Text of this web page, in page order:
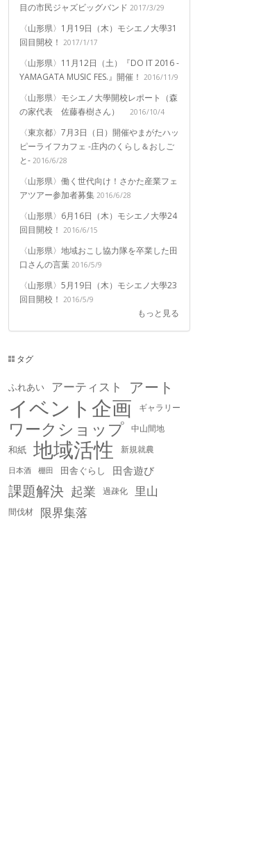
目の市民ジャズビッグバンド 2017/3/29
〈山形県〉1月19日（木）モシエノ大學31
回目開校！ 2017/1/17
〈山形県〉11月12日（土）『DO IT 2016 -
YAMAGATA MUSIC FES.』開催！ 2016/11/9
〈山形県〉モシエノ大學開校レポート（森
の家代表 佐藤春樹さん）
2016/10/4
〈東京都〉7月3日（日）開催やまがたハッ
ピーライフカフェ -庄内のくらし＆おしご
と- 2016/6/28
〈山形県〉働く世代向け！さかた産業フェ
アツアー参加者募集 2016/6/28
〈山形県〉6月16日（木）モシエノ大學24
回目開校！ 2016/6/15
〈山形県〉地域おこし協力隊を卒業した田
口さんの言葉 2016/5/9
〈山形県〉5月19日（木）モシエノ大學23
回目開校！ 2016/5/9
もっと見る
タグ
ふれあい アーティスト アート
イベント企画 ギャラリー
ワークショップ 中山間地
和紙 地域活性 新規就農
日本酒 棚田 田舎ぐらし 田舎遊び
課題解決 起業 過疎化 里山
間伐材 限界集落